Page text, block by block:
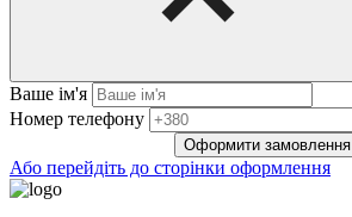
Ваше ім'я
Нoмep тeлeфoнy
Оформити замовлення
Або перейдіть до сторінки оформлення